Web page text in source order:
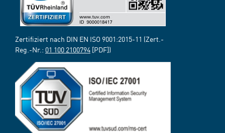
Zertifiziert nach DIN EN ISO 9001:2015-11 (Zert.-
Reg.-Nr.: 01 100 2100794 [PDF])